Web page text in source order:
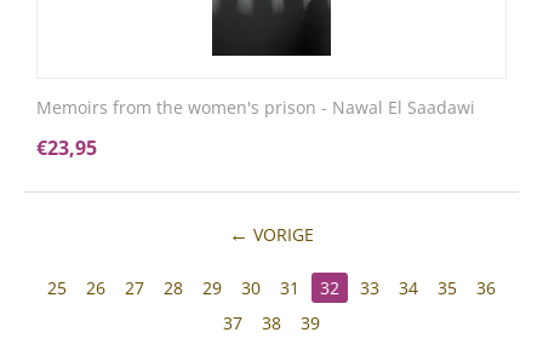
Memoirs from the women's prison - Nawal El Saadawi
€23,95
VORIGE
25 26 27 28 29 30 31 32 33 34 35
36
37
38 39